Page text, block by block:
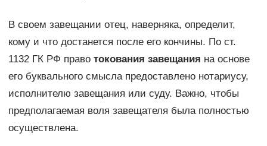
В своем завещании отец, наверняка, определит,
кому и что достанется после его кончины. По ст.
1132 ГК РФ право токования завещания на основе
его буквального смысла предоставлено нотариусу,
исполнителю завещания или суду. Важно, чтобы
предполагаемая воля завещателя была полностью
осуществлена.